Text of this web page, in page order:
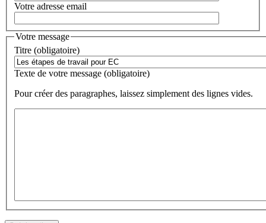
Votre adresse email
Votre message
Titre (obligatoire)
Texte de votre message (obligatoire)
Pour créer des paragraphes, laissez simplement des lignes vides.